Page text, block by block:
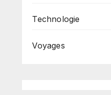
Technologie
Voyages